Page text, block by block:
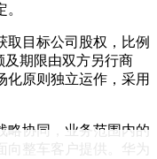
取目标公司股权，比例
及期限由双方另行商
化原则独立运作，采用
略协同，业务范围内的
整车客户提供。华为